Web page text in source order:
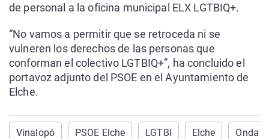
de personal a la oficina municipal ELX LGTBIQ+.
“No vamos a permitir que se retroceda ni se
vulneren los derechos de las personas que
conforman el colectivo LGTBIQ+”, ha concluido el
portavoz adjunto del PSOE en el Ayuntamiento de
Elche.
Vinalopó PSOE Elche LGTBI Elche Onda